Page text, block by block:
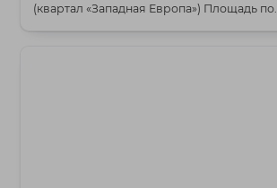
(квартал «Западная Европа») Площадь по...